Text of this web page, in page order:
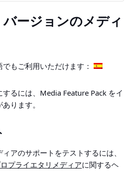
ージョンのメディ
もご利用いただけます：
るには、Media Feature Pack をイ
ります。
アのサポートをテストするには、
プライエタリメディアに関するヘ